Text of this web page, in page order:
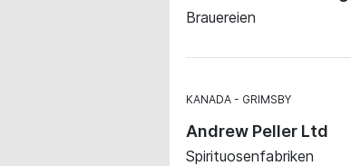
Brauereien
KANADA GRIMSBY
Andrew Peller Ltd
Spirituosenfabriken